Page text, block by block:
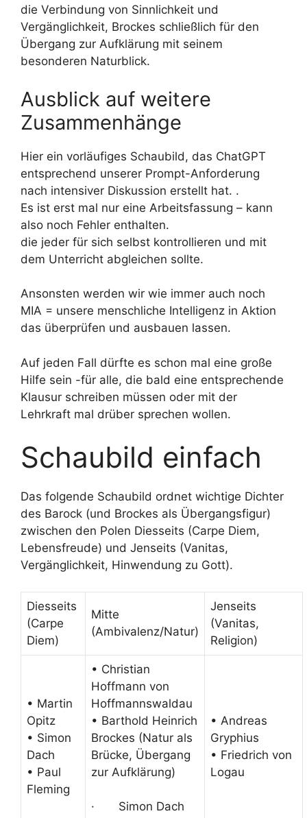
die Verbindung von Sinnlichkeit und
Vergänglichkeit, Brockes schließlich für den
Übergang zur Aufklärung mit seinem
besonderen Naturblick.
Ausblick auf weitere
Zusammenhänge
Hier ein vorläufiges Schaubild, das ChatGPT
entsprechend unserer Prompt-Anforderung
nach intensiver Diskussion erstellt hat. .
Es ist erst mal nur eine Arbeitsfassung – kann
also noch Fehler enthalten.
die jeder für sich selbst kontrollieren und mit
dem Unterricht abgleichen sollte.
Ansonsten werden wir wie immer auch noch
MIA = unsere menschliche Intelligenz in Aktion
das überprüfen und ausbauen lassen.
Auf jeden Fall dürfte es schon mal eine große
Hilfe sein -für alle, die bald eine entsprechende
Klausur schreiben müssen oder mit der
Lehrkraft mal drüber sprechen wollen.
Schaubild einfach
Das folgende Schaubild ordnet wichtige Dichter
des Barock (und Brockes als Übergangsfigur)
zwischen den Polen Diesseits (Carpe Diem,
Lebensfreude) und Jenseits (Vanitas,
Vergänglichkeit, Hinwendung zu Gott).
Diesseits
(Carpe
Diem)
Mitte
(Ambivalenz/Natur)
Jenseits
(Vanitas,
Religion)
• Martin
Opitz
• Simon
Dach
• Paul
Fleming
• Christian
Hoffmann von
Hoffmannswaldau
• Barthold Heinrich
Brockes (Natur als
Brücke, Übergang
zur Aufklärung)
· Simon Dach
• Andreas
Gryphius
• Friedrich von
Logau